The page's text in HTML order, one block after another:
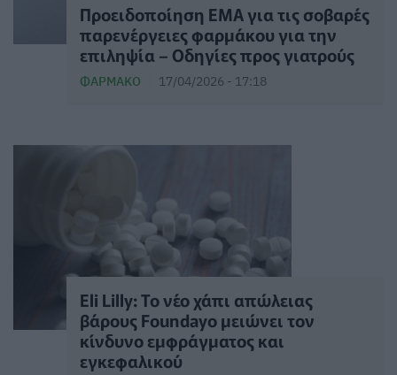
Προειδοποίηση EMA για τις σοβαρές
παρενέργειες φαρμάκου για την
επιληψία – Οδηγίες προς γιατρούς
ΦΆΡΜΑΚΟ 17/04/2026 - 17:18
Eli Lilly: Το νέο χάπι απώλειας
βάρους Foundayo μειώνει τον
κίνδυνο εμφράγματος και
εγκεφαλικού